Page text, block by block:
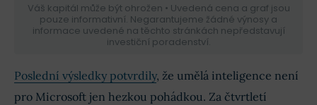
Váš kapitál může být ohrožen • Uvedená cena a graf jsou
pouze informativní. Negarantujeme žádné výnosy a
informace uvedené na těchto stránkách nepředstavují
investiční poradenství.
Poslední výsledky potvrdily, že umělá inteligence není
pro Microsoft jen hezkou pohádkou. Za čtvrtletí